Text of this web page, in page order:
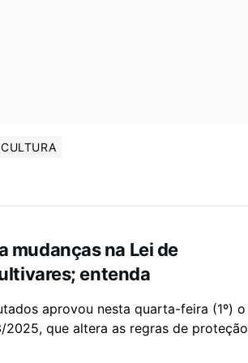
mudanças na Lei de
entenda
aprovou nesta quarta-feira (1º) o
2025, que altera as regras de proteção